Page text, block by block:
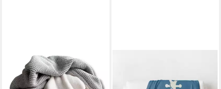
BLANKETINO
Wohndecke flauschige
Kuscheldecke, wärmende
150x200 cm, maritime